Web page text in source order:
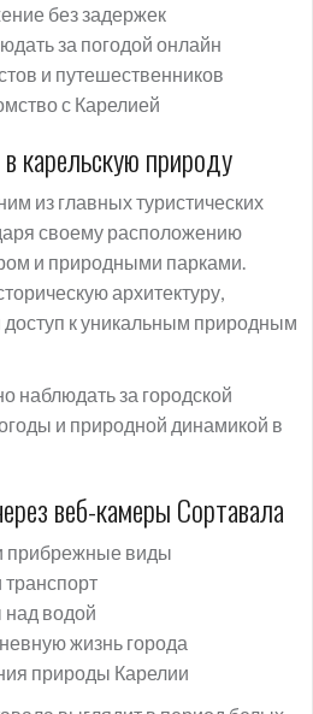
без задержек
за погодой онлайн
и путешественников
с Карелией
карельскую природу
из главных туристических
своему расположению
и природными парками.
архитектуру,
к уникальным природным
наблюдать за городской
и природной динамикой в
веб-камеры Сортавала
прибрежные виды
над водой
жизнь города
природы Карелии